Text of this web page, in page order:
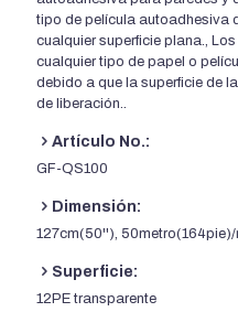
tipo de película autoadhesiva
cualquier superficie plana.,
cualquier tipo de papel o
debido a que la superficie de
de liberación..
Artículo No.:
GF-QS100
Dimensión:
127cm(50''), 50metro(164pie)/
Superficie:
12PE transparente